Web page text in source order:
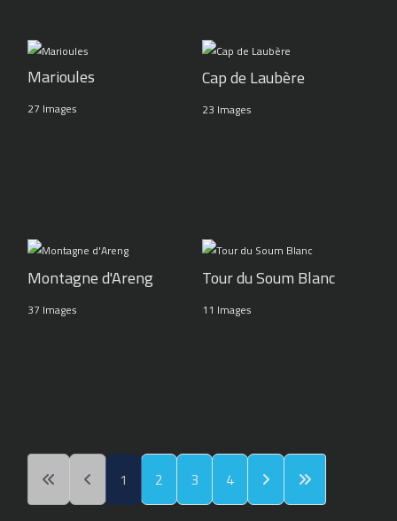
Marioules
27 Images
Cap de Laubère
23 Images
Montagne d'Areng
37 Images
Tour du Soum Blanc
11 Images
1 2 3 4